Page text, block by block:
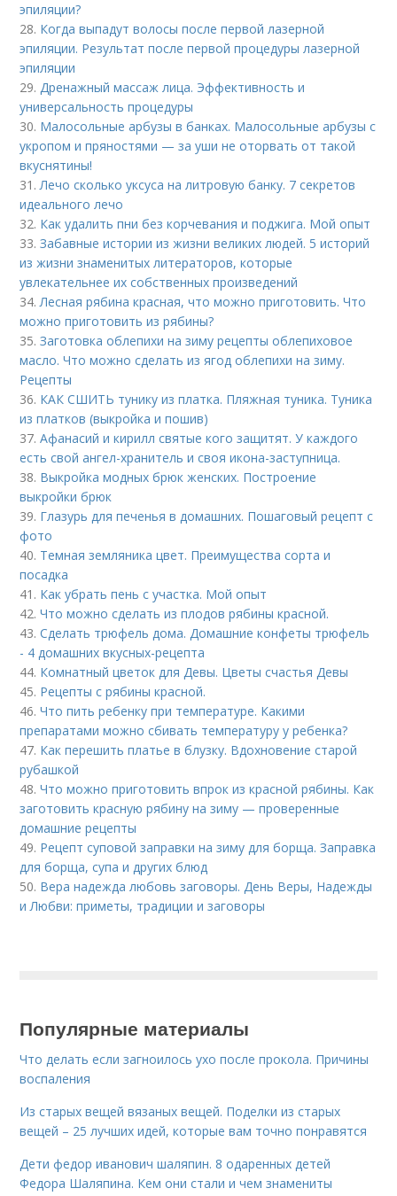
эпиляции?
28. Когда выпадут волосы после первой лазерной
эпиляции. Результат после первой процедуры лазерной
эпиляции
29.Дренажный массаж лица. Эффективность и
универсальность процедуры
30. Малосольные арбузы в банках. Малосольные арбузы с
укропом и пряностями — за уши не оторвать от такой
вкуснятины!
31.Лечо сколько уксуса на литровую банку. 7 секретов
идеального лечо
32. Как удалить пни без корчевания и поджига. Мой опыт
33.Забавные истории из жизни великих людей. 5 историй
из жизни знаменитых литераторов, которые
увлекательнее их собственных произведений
34.Лесная рябина красная, что можно приготовить. Что
можно приготовить из рябины?
35.Заготовка облепихи на зиму рецепты облепиховое
масло. Что можно сделать из ягод облепихи на зиму.
Рецепты
36. КАК СШИТЬ тунику из платка. Пляжная туника. Туника
из платков (выкройка и пошив)
37.Афанасий и кирилл святые кого защитят. У каждого
есть свой ангел-хранитель и своя икона-заступница.
38. Выкройка модных брюк женских. Построение
выкройки брюк
39. Глазурь для печенья в домашних. Пошаговый рецепт с
фото
40. Темная земляника цвет. Преимущества сорта и
посадка
41. Как убрать пень с участка. Мой опыт
42.Что можно сделать из плодов рябины красной.
43.Сделать трюфель дома. Домашние конфеты трюфель
- 4 домашних вкусных-рецепта
44. Комнатный цветок для Девы. Цветы счастья Девы
45. Рецепты с рябины красной.
46.Что пить ребенку при температуре. Какими
препаратами можно сбивать температуру у ребенка?
47. Как перешить платье в блузку. Вдохновение старой
рубашкой
48.Что можно приготовить впрок из красной рябины. Как
заготовить красную рябину на зиму — проверенные
домашние рецепты
49. Рецепт суповой заправки на зиму для борща. Заправка
для борща, супа и других блюд
50. Вера надежда любовь заговоры. День Веры, Надежды
и Любви: приметы, традиции и заговоры
Популярные материалы
Что делать если загноилось ухо после прокола. Причины
воспаления
Из старых вещей вязаных вещей. Поделки из старых
вещей – 25 лучших идей, которые вам точно понравятся
Дети федор иванович шаляпин. 8 одаренных детей
Федора Шаляпина. Кем они стали и чем знамениты